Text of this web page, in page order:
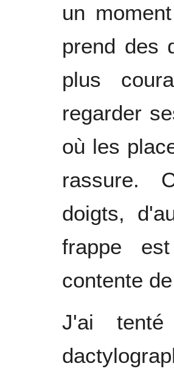
un
prend des
plus
regarder
où les
rassure.
doigts,
frappe
contente
J'ai